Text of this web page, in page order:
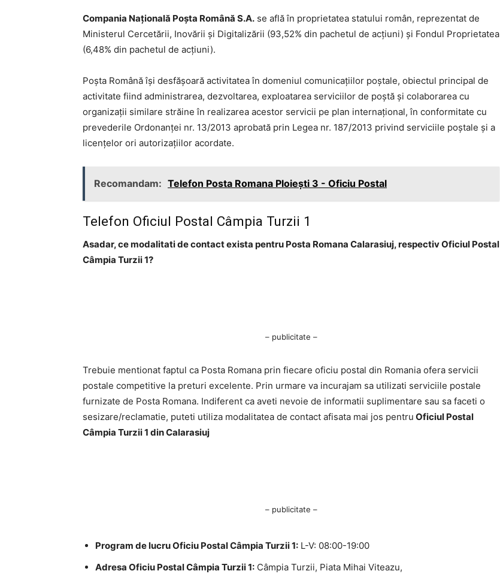
Compania Națională Poşta Română S.A. se află în proprietatea statului român, reprezentat de
Ministerul Cercetării, Inovării şi Digitalizării (93,52% din pachetul de acţiuni) şi Fondul Proprietatea
(6,48% din pachetul de acţiuni).
Poşta Română îşi desfăşoară activitatea în domeniul comunicaţiilor poştale, obiectul principal de
activitate fiind administrarea, dezvoltarea, exploatarea serviciilor de poştă şi colaborarea cu
organizaţii similare străine în realizarea acestor servicii pe plan internaţional, în conformitate cu
prevederile Ordonanţei nr. 13/2013 aprobată prin Legea nr. 187/2013 privind serviciile poştale şi a
licenţelor ori autorizaţiilor acordate.
Recomandam: Telefon Posta Romana Ploieşti 3 - Oficiu Postal
Telefon Oficiul Postal Câmpia Turzii 1
Asadar, ce modalitati de contact exista pentru Posta Romana Calarasiuj, respectiv Oficiul Postal
Câmpia Turzii 1?
– publicitate –
Trebuie mentionat faptul ca Posta Romana prin fiecare oficiu postal din Romania ofera servicii
postale competitive la preturi excelente. Prin urmare va incurajam sa utilizati serviciile postale
furnizate de Posta Romana. Indiferent ca aveti nevoie de informatii suplimentare sau sa faceti o
sesizare/reclamatie, puteti utiliza modalitatea de contact afisata mai jos pentru Oficiul Postal
Câmpia Turzii 1 din Calarasiuj
– publicitate –
Program de lucru Oficiu Postal Câmpia Turzii 1: L-V: 08:00-19:00
Adresa Oficiu Postal Câmpia Turzii 1: Câmpia Turzii, Piata Mihai Viteazu,